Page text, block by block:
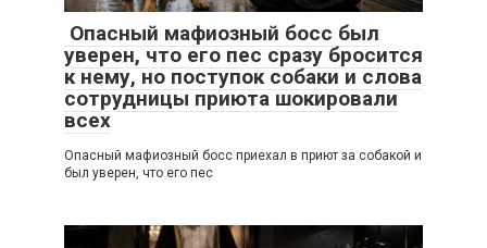
Опасный мафиозный босс был
уверен, что его пес сразу бросится
к нему, но поступок собаки и слова
сотрудницы приюта шокировали
всех
Опасный мафиозный босс приехал в приют за собакой и
был уверен, что его пес